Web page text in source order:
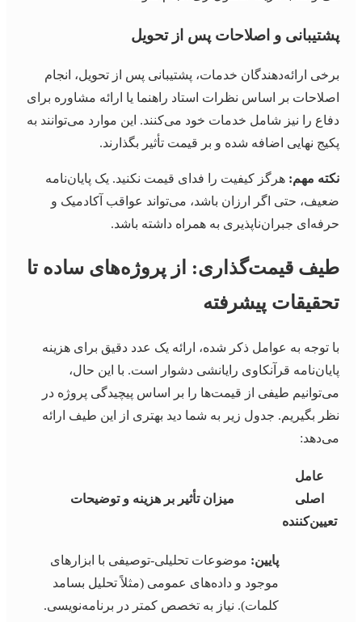
پشتیبانی و اصلاحات پس از تحویل
برخی ارائه‌دهندگان خدمات، پشتیبانی پس از تحویل، انجام
اصلاحات بر اساس نظرات استاد راهنما یا ارائه مشاوره برای
دفاع را نیز شامل خدمات خود می‌کنند. این موارد می‌توانند به
پکیج نهایی اضافه شده و بر قیمت تأثیر بگذارند.
نکته مهم: هرگز کیفیت را فدای قیمت نکنید. یک پایان‌نامه
ضعیف، حتی اگر ارزان باشد، می‌تواند عواقب آکادمیک و
حرفه‌ای جبران‌ناپذیری به همراه داشته باشد.
طیف قیمت‌گذاری: از پروژه‌های ساده تا
تحقیقات پیشرفته
با توجه به عوامل ذکر شده، ارائه یک عدد دقیق برای هزینه
پایان‌نامه قرآنکاوی رایانشی دشوار است. با این حال،
می‌توانیم طیفی از قیمت‌ها را بر اساس پیچیدگی پروژه در
نظر بگیریم. جدول زیر به شما دید بهتری از این طیف ارائه
می‌دهد:
عامل
اصلی
تعیین‌کننده
میزان تأثیر بر هزینه و توضیحات
پایین: موضوعات تحلیلی-توصیفی با ابزارهای
موجود و داده‌های عمومی (مثلاً تحلیل بسامد
کلمات). نیاز به تخصص کمتر در برنامه‌نویسی.